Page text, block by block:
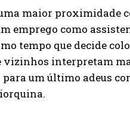
maior proximidade
emprego como
tempo que decide
interpretam
um último adeus